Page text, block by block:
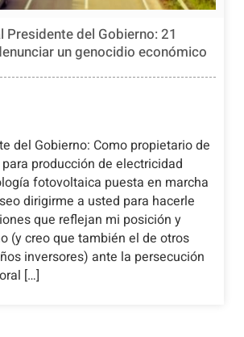
Presidente del Gobierno: 21
un genocidio económico
del Gobierno: Como propietario de
producción de electricidad
fotovoltaica puesta en marcha
dirigirme a usted para hacerle
que reflejan mi posición y
(y creo que también el de otros
inversores) ante la persecución
[…]